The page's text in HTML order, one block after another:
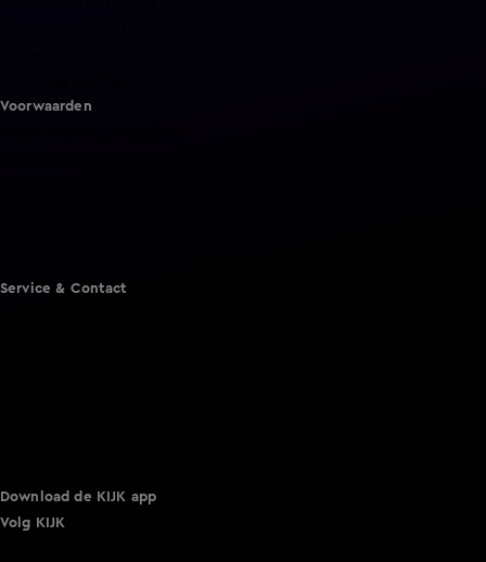
Voorwaarden
Service & Contact
Download de KIJK app
Volg KIJK